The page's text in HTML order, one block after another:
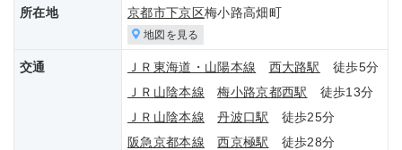
所在地 京都市下京区梅小路高畑町
地図を見る
交通 ＪＲ東海道・山陽本線 西大路駅
徒歩5分
ＪＲ山陰本線
梅小路京都西駅 徒歩13分
ＪＲ山陰本線
丹波口駅 徒歩25分
阪急京都本線
西京極駅 徒歩28分